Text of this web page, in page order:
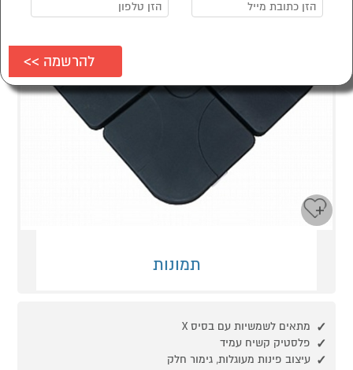
תמונות
מתאים לשמשיות עם בסיס X
פלסטיק קשיח עמיד
עיצוב פינות מעוגלות, גימור חלק